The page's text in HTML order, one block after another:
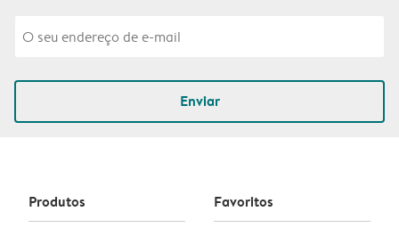
Enviar
Produtos Favoritos